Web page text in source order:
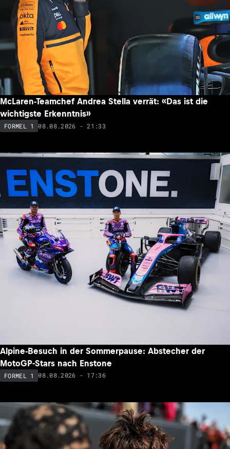
McLaren-Teamchef Andrea Stella verrät: «Das ist die
wichtigste Erkenntnis»
FORMEL 1 08.08.2026 - 21:33
Alpine-Besuch in der Sommerpause: Abstecher der
MotoGP-Stars nach Enstone
FORMEL 1 08.08.2026 - 17:36